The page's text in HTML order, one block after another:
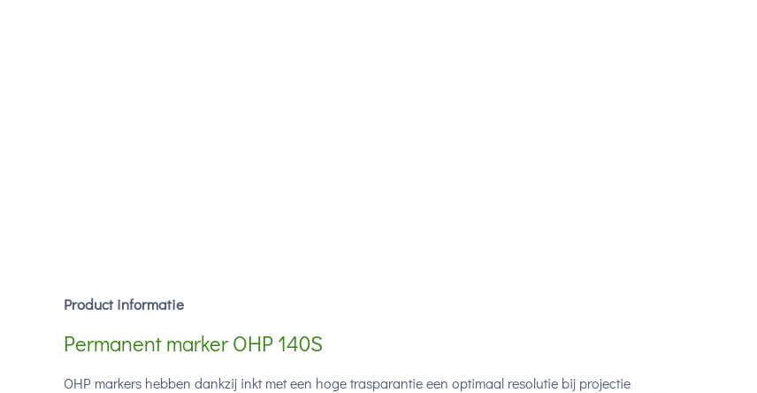
Product informatie
Permanent marker OHP 140S
OHP markers hebben dankzij inkt met een hoge trasparantie een optimaal resolutie bij projectie